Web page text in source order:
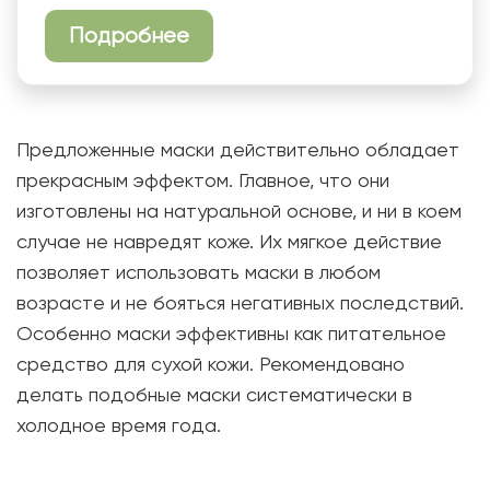
Подробнее
Предложенные маски действительно обладает
прекрасным эффектом. Главное, что они
изготовлены на натуральной основе, и ни в коем
случае не навредят коже. Их мягкое действие
позволяет использовать маски в любом
возрасте и не бояться негативных последствий.
Особенно маски эффективны как питательное
средство для сухой кожи. Рекомендовано
делать подобные маски систематически в
холодное время года.